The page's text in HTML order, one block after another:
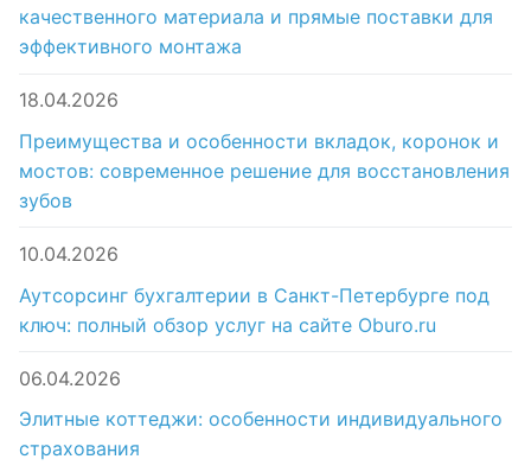
качественного материала и прямые поставки для
эффективного монтажа
18.04.2026
Преимущества и особенности вкладок, коронок и
мостов: современное решение для восстановления
зубов
10.04.2026
Аутсорсинг бухгалтерии в Санкт-Петербурге под
ключ: полный обзор услуг на сайте Oburo.ru
06.04.2026
Элитные коттеджи: особенности индивидуального
страхования